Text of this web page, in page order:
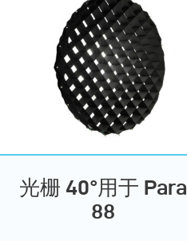
光栅 40°用于 Para
88